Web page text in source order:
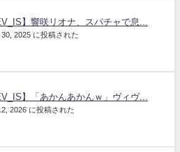
】響咲リオナ、スパチャで息...
2025 に投稿された
】「あかんあかんｗ」ヴィヴ...
2026 に投稿された